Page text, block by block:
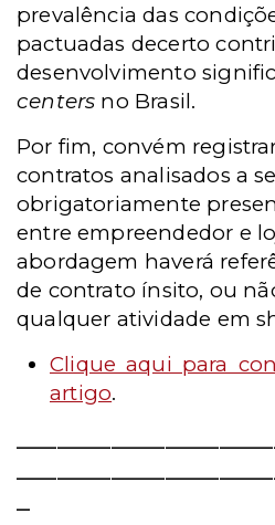
prevalência das
pactuadas decerto
desenvolvimento
centers no Brasil.
Por fim, convém
contratos analisados a
obrigatoriamente
entre empreendedor e
abordagem haverá
de contrato ínsito, ou
qualquer atividade em
Clique aqui para
artigo.